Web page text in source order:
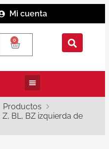
Mi cuenta
0
Productos
BL, BZ izquierda de